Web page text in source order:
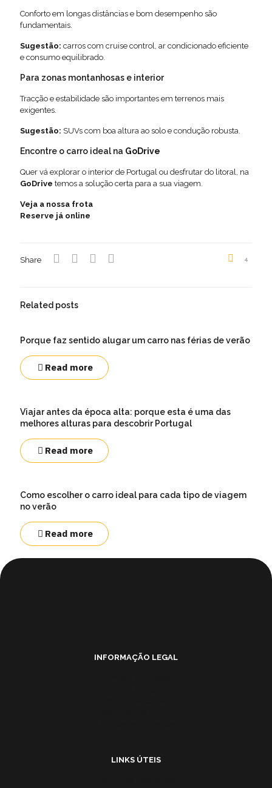
Conforto em longas distâncias e bom desempenho são
fundamentais.
Sugestão: carros com cruise control, ar condicionado eficiente
e consumo equilibrado.
Para zonas montanhosas e interior
Tracção e estabilidade são importantes em terrenos mais
exigentes.
Sugestão: SUVs com boa altura ao solo e condução robusta.
Encontre o carro ideal na GoDrive
Quer vá explorar o interior de Portugal ou desfrutar do litoral, na
GoDrive temos a solução certa para a sua viagem.
Veja a nossa frota
Reserve já online
Share 4
Related posts
Porque faz sentido alugar um carro nas férias de verão
Read more
Viajar antes da época alta: porque esta é uma das
melhores alturas para descobrir Portugal
Read more
Como escolher o carro ideal para cada tipo de viagem
no verão
Read more
INFORMAÇÃO LEGAL
LINKS ÚTEIS